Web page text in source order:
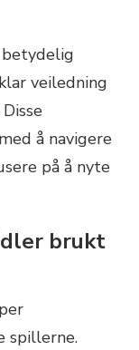
veiledning
å navigere
på å nyte
brukt
spillerne.